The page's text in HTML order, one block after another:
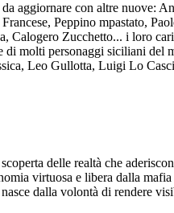
da aggiornare con altre
Peppino mpastato,
Calogero Zucchetto... i loro
di molti personaggi siciliani
Leo Gullotta, Luigi Lo
delle realtà che
virtuosa e libera dalla
dalla volontà di rendere